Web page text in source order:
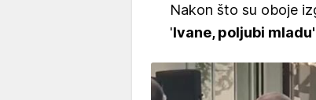
Nakon što su oboje
'Ivane, poljubi mladu'